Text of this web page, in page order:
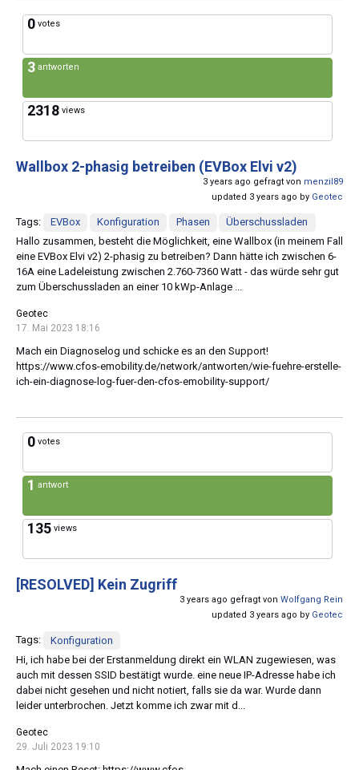
0 votes
3 antworten
2318 views
Wallbox 2-phasig betreiben (EVBox Elvi v2)
3 years ago gefragt von menzil89
updated 3 years ago by Geotec
Tags: EVBox Konfiguration Phasen
Überschussladen
Hallo zusammen, besteht die Möglichkeit, eine Wallbox (in meinem Fall
eine EVBox Elvi v2) 2-phasig zu betreiben? Dann hätte ich zwischen 6-
16A eine Ladeleistung zwischen 2.760-7360 Watt - das würde sehr gut
zum Überschussladen an einer 10 kWp-Anlage ...
Geotec
17. Mai 2023 18:16
Mach ein Diagnoselog und schicke es an den Support!
https://www.cfos-emobility.de/network/antworten/wie-fuehre-erstelle-
ich-ein-diagnose-log-fuer-den-cfos-emobility-support/
0 votes
1 antwort
135 views
[RESOLVED] Kein Zugriff
3 years ago gefragt von Wolfgang Rein
updated 3 years ago by Geotec
Tags:
Konfiguration
Hi, ich habe bei der Erstanmeldung direkt ein WLAN zugewiesen, was
auch mit dessen SSID bestätigt wurde. eine neue IP-Adresse habe ich
dabei nicht gesehen und nicht notiert, falls sie da war. Wurde dann
leider unterbrochen. Jetzt komme ich zwar mit d...
Geotec
29. Juli 2023 19:10